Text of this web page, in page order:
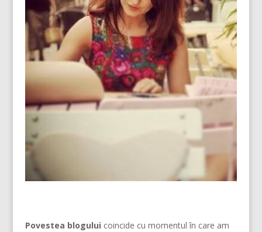
Povestea blogului coincide cu momentul în care am